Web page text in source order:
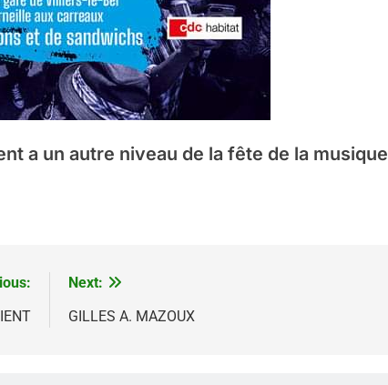
a un autre niveau de la fête de la musique
Next:
GILLES A. MAZOUX